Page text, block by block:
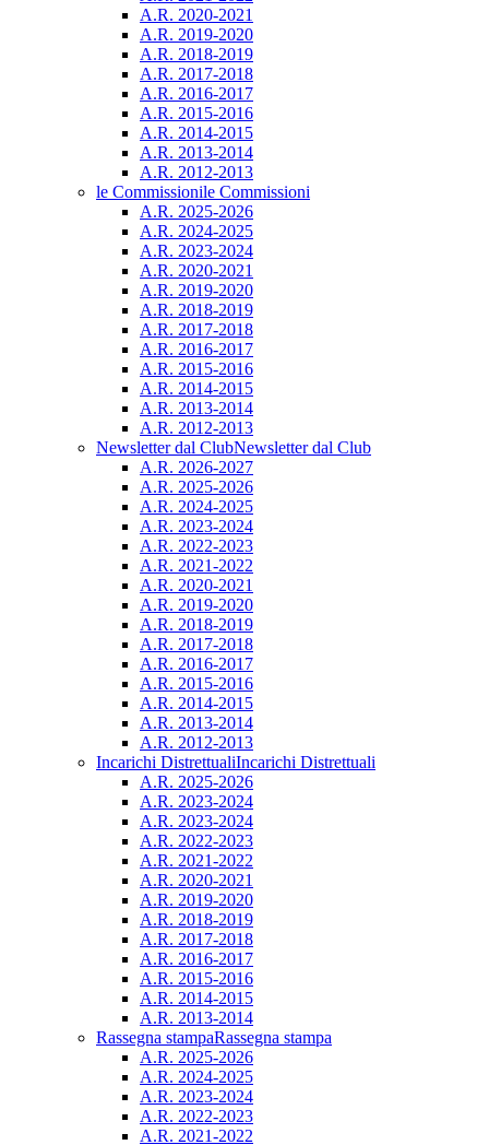
A.R. 2020-2021
A.R. 2019-2020
A.R. 2018-2019
A.R. 2017-2018
A.R. 2016-2017
A.R. 2015-2016
A.R. 2014-2015
A.R. 2013-2014
A.R. 2012-2013
le Commissionile Commissioni
A.R. 2025-2026
A.R. 2024-2025
A.R. 2023-2024
A.R. 2020-2021
A.R. 2019-2020
A.R. 2018-2019
A.R. 2017-2018
A.R. 2016-2017
A.R. 2015-2016
A.R. 2014-2015
A.R. 2013-2014
A.R. 2012-2013
Newsletter dal ClubNewsletter dal Club
A.R. 2026-2027
A.R. 2025-2026
A.R. 2024-2025
A.R. 2023-2024
A.R. 2022-2023
A.R. 2021-2022
A.R. 2020-2021
A.R. 2019-2020
A.R. 2018-2019
A.R. 2017-2018
A.R. 2016-2017
A.R. 2015-2016
A.R. 2014-2015
A.R. 2013-2014
A.R. 2012-2013
Incarichi DistrettualiIncarichi Distrettuali
A.R. 2025-2026
A.R. 2023-2024
A.R. 2023-2024
A.R. 2022-2023
A.R. 2021-2022
A.R. 2020-2021
A.R. 2019-2020
A.R. 2018-2019
A.R. 2017-2018
A.R. 2016-2017
A.R. 2015-2016
A.R. 2014-2015
A.R. 2013-2014
Rassegna stampaRassegna stampa
A.R. 2025-2026
A.R. 2024-2025
A.R. 2023-2024
A.R. 2022-2023
A.R. 2021-2022